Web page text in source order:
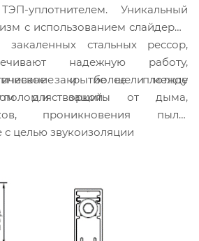
уплотнителем. Уникальный
с использованием слайдеров
стальных рессор,
надежную работу,
и более плотное
и створкой.
закрытие щели между
для защиты от дыма,
проникновения пыли,
целью звукоизоляции